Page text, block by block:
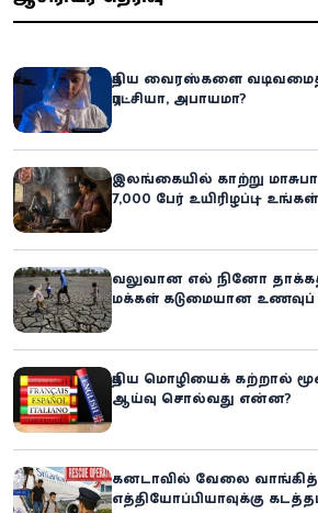
புதிய வைரஸ்களை
புரட்சியா, அபாயமா?
இலங்கையில் காற்று
7,000 பேர் உயிரிழப்பு –
வலுவான எல் நினோ
மக்கள் கடுமையான
புதிய மொழியைக் கற்றால்
ஆய்வு சொல்வது என்ன?
கனடாவில் வேலை வாங்கித்
எத்தியோப்பியாவுக்கு